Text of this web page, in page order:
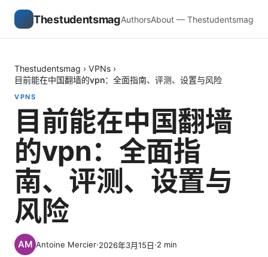
ThestudentsmagAuthorsAbout — Thestudentsmag
Thestudentsmag › VPNs ›
目前能在中国翻墙的vpn：全面指南、评测、设置与风险
VPNS
目前能在中国翻墙
的vpn：全面指
南、评测、设置与
风险
Antoine Mercier·2026年3月15日·2 min